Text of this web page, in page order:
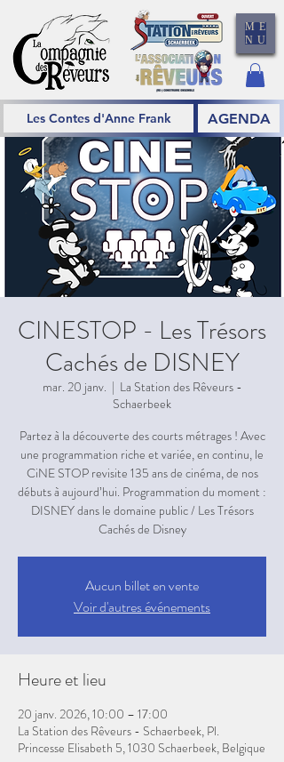
Les Contes d'Anne Frank AGENDA
ME
NU
CINESTOP - Les Trésors
Cachés de DISNEY
mar. 20 janv.
  |
La Station des Rêveurs -
Schaerbeek
Partez à la découverte des courts métrages ! Avec
une programmation riche et variée, en continu, le
CiNE STOP revisite 135 ans de cinéma, de nos
débuts à aujourd’hui. Programmation du moment :
DISNEY dans le domaine public / Les Trésors
Cachés de Disney
Aucun billet en vente
Voir d'autres événements
Heure et lieu
20 janv. 2026, 10:00 – 17:00
La Station des Rêveurs - Schaerbeek, Pl.
Princesse Elisabeth 5, 1030 Schaerbeek, Belgique